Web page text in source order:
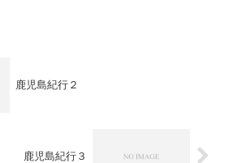
鹿児島紀行２
鹿児島紀行３